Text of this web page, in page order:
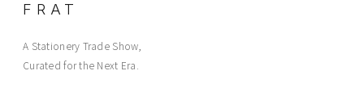
FRAT
A Stationery Trade Show,
Curated for the Next Era.